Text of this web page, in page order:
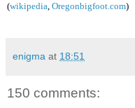
(wikipedia Oregonbigfoot.com)
enigma at 18:51
150 comments: